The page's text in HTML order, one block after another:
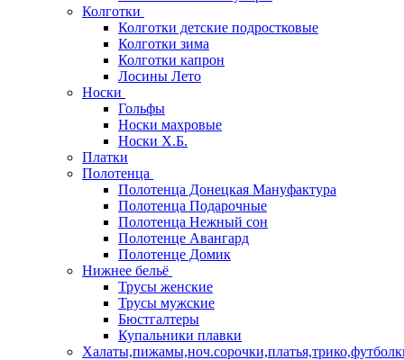
Колготки
Колготки детские подростковые
Колготки зима
Колготки капрон
Лосины Лето
Носки
Гольфы
Носки махровые
Носки Х.Б.
Платки
Полотенца
Полотенца Донецкая Мануфактура
Полотенца Подарочные
Полотенца Нежный сон
Полотенце Авангард
Полотенце Домик
Нижнее бельё
Трусы женские
Трусы мужские
Бюстгалтеры
Купальники плавки